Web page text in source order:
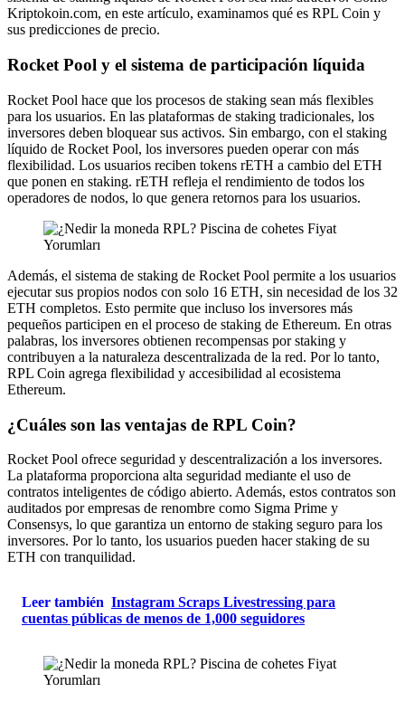
Kriptokoin.com, en este artículo, examinamos qué es RPL Coin y
sus predicciones de precio.
Rocket Pool y el sistema de participación líquida
Rocket Pool hace que los procesos de staking sean más flexibles
para los usuarios. En las plataformas de staking tradicionales, los
inversores deben bloquear sus activos. Sin embargo, con el staking
líquido de Rocket Pool, los inversores pueden operar con más
flexibilidad. Los usuarios reciben tokens rETH a cambio del ETH
que ponen en staking. rETH refleja el rendimiento de todos los
operadores de nodos, lo que genera retornos para los usuarios.
Además, el sistema de staking de Rocket Pool permite a los usuarios
ejecutar sus propios nodos con solo 16 ETH, sin necesidad de los 32
ETH completos. Esto permite que incluso los inversores más
pequeños participen en el proceso de staking de Ethereum. En otras
palabras, los inversores obtienen recompensas por staking y
contribuyen a la naturaleza descentralizada de la red. Por lo tanto,
RPL Coin agrega flexibilidad y accesibilidad al ecosistema
Ethereum.
¿Cuáles son las ventajas de RPL Coin?
Rocket Pool ofrece seguridad y descentralización a los inversores.
La plataforma proporciona alta seguridad mediante el uso de
contratos inteligentes de código abierto. Además, estos contratos son
auditados por empresas de renombre como Sigma Prime y
Consensys, lo que garantiza un entorno de staking seguro para los
inversores. Por lo tanto, los usuarios pueden hacer staking de su
ETH con tranquilidad.
Leer también Instagram Scraps Livestressing para
cuentas públicas de menos de 1,000 seguidores